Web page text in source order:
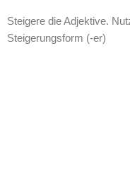
Steigere die Adjektive.
Steigerungsform (-er)